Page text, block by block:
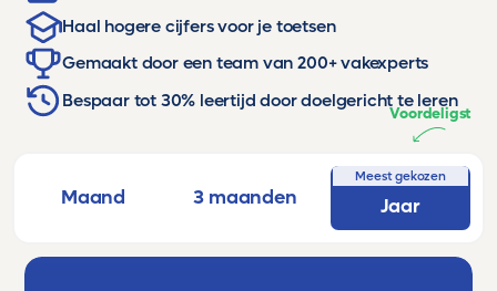
Haal hogere cijfers voor je toetsen
Gemaakt door een team van 200+ vakexperts
Bespaar tot 30% leertijd door doelgericht te leren
Maand 3 maanden
Meest gekozen
Jaar
Voordeligst